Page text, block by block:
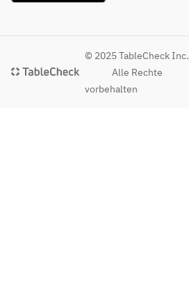
© 2025 TableCheck Inc.
Alle Rechte
vorbehalten